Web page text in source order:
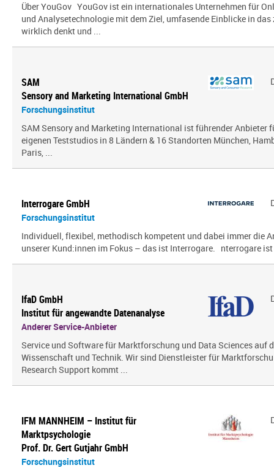
Über YouGov YouGov ist ein internationales Unternehmen für
und Analysetechnologie mit dem Ziel, umfasende Einblicke in das
wirklich denkt und ...
SAM
Sensory and Marketing International GmbH
Forschungsinstitut
SAM Sensory and Marketing International ist führender Anbieter
eigenen Teststudios in 8 Ländern & 16 Standorten München,
Paris, ...
Interrogare GmbH
Forschungsinstitut
Individuell, flexibel, methodisch kompetent und dabei immer die
unserer Kund:innen im Fokus – das ist Interrogare. nterrogare
IfaD GmbH
Institut für angewandte Datenanalyse
Anderer Service-Anbieter
Service und Software für Marktforschung und Data Sciences auf
Wissenschaft und Technik. Wir sind Dienstleister für
Research Support kommt ...
IFM MANNHEIM – Institut für
Marktpsychologie
Prof. Dr. Gert Gutjahr GmbH
Forschungsinstitut